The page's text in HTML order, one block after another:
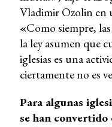
Vladimir Ozolin en
«Como siempre,
la ley asumen que
iglesias es una
ciertamente no es
Para algunas
se han